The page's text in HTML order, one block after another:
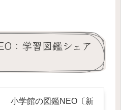
：学習図鑑シェア
小学館の図鑑NEO〔新